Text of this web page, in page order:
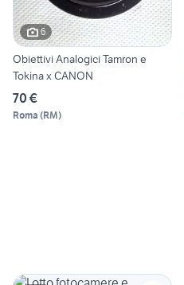
6
Obiettivi Analogici Tamron e
Tokina x CANON
70 €
Roma (RM)